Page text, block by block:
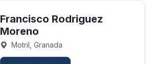
Francisco Rodriguez
Moreno
Motril, Granada